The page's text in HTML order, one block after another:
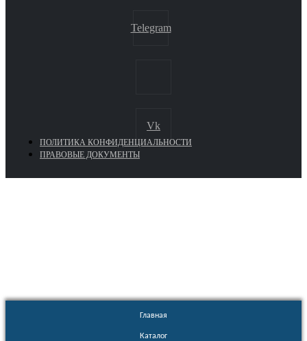
Telegram
Vk
ПОЛИТИКА КОНФИДЕНЦИАЛЬНОСТИ
ПРАВОВЫЕ ДОКУМЕНТЫ
Главная
Каталог